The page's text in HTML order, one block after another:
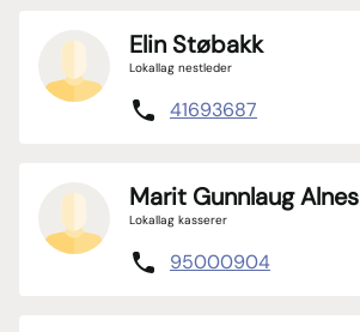
Elin Støbakk
Lokallag nestleder
41693687
Marit Gunnlaug Alnes
Lokallag kasserer
95000904